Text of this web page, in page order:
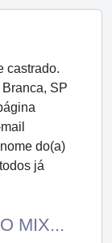
castrado.
SP
do(a)
já
MIX...